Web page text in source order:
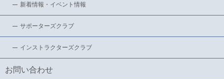
新着情報・イベント情報
サポーターズクラブ
インストラクターズクラブ
お問い合わせ